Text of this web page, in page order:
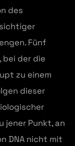
des
Fünf
bei der die
zu einem
dieser
jener Punkt, an
DNA nicht mit